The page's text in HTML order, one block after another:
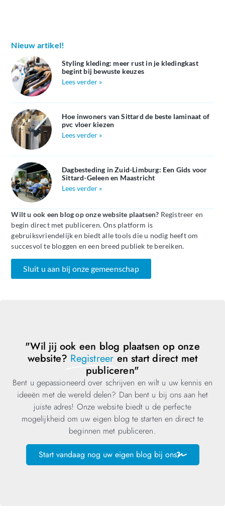
Nieuw artikel!
Styling kleding: meer rust in je kledingkast
begint bij bewuste keuzes
Lees verder »
Hoe inwoners van Sittard de beste laminaat of
pvc vloer kiezen
Lees verder »
Dagbesteding in Zuid-Limburg: Een Gids voor
Sittard-Geleen en Maastricht
Lees verder »
Wilt u ook een blog op onze website plaatsen? Registreer en
begin direct met publiceren. Ons platform is
gebruiksvriendelijk en biedt alle tools die u nodig heeft om
succesvol te bloggen en een breed publiek te bereiken.
Sluit u aan bij onze gemeenschap
"Wil jij ook een blog plaatsen op onze
website? Registreer en start direct met
publiceren"
Bent u gepassioneerd over schrijven en wilt u uw kennis en
ideeën met de wereld delen? Dan bent u bij ons aan het
juiste adres! Onze website biedt u de perfecte
mogelijkheid om uw eigen blog te starten en direct te
beginnen met publiceren.
Start vandaag nog uw eigen blog bij ons